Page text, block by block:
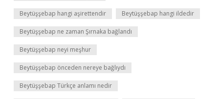
Beytüşşebap hangi aşirettendir Beytüşşebap hangi ildedir
Beytüşşebap ne zaman Şırnaka bağlandı
Beytüşşebap neyi meşhur
Beytüşşebap önceden nereye bağlıydı
Beytüşşebap Türkçe anlamı nedir